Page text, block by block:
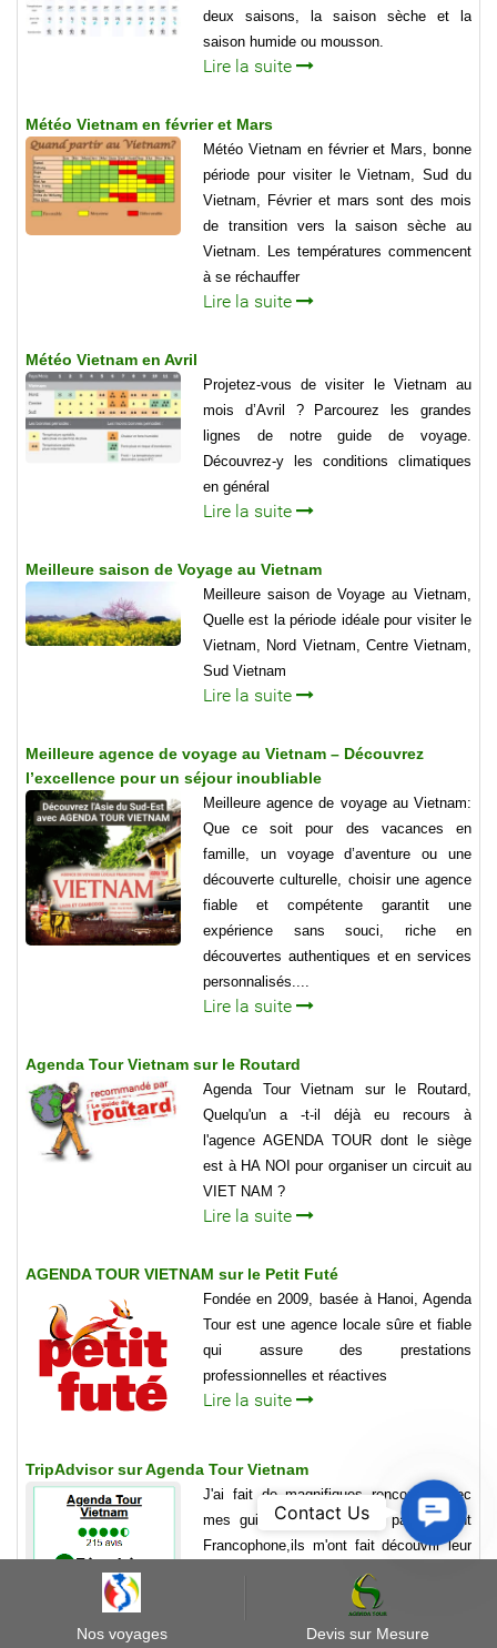
deux saisons, la saison sèche et la
saison humide ou mousson.
Lire la suite
Météo Vietnam en février et Mars
Météo Vietnam en février et Mars, bonne
période pour visiter le Vietnam, Sud du
Vietnam, Février et mars sont des mois
de transition vers la saison sèche au
Vietnam. Les températures commencent
à se réchauffer
Lire la suite
Météo Vietnam en Avril
Projetez-vous de visiter le Vietnam au
mois d’Avril ? Parcourez les grandes
lignes de notre guide de voyage.
Découvrez-y les conditions climatiques
en général
Lire la suite
Meilleure saison de Voyage au Vietnam
Meilleure saison de Voyage au Vietnam,
Quelle est la période idéale pour visiter le
Vietnam, Nord Vietnam, Centre Vietnam,
Sud Vietnam
Lire la suite
Meilleure agence de voyage au Vietnam – Découvrez
l’excellence pour un séjour inoubliable
Meilleure agence de voyage au Vietnam:
Que ce soit pour des vacances en
famille, un voyage d’aventure ou une
découverte culturelle, choisir une agence
fiable et compétente garantit une
expérience sans souci, riche en
découvertes authentiques et en services
personnalisés....
Lire la suite
Agenda Tour Vietnam sur le Routard
Agenda Tour Vietnam sur le Routard,
Quelqu'un a -t-il déjà eu recours à
l'agence AGENDA TOUR dont le siège
est à HA NOI pour organiser un circuit au
VIET NAM ?
Lire la suite
AGENDA TOUR VIETNAM sur le Petit Futé
Fondée en 2009, basée à Hanoi, Agenda
Tour est une agence locale sûre et fiable
qui assure des prestations
professionnelles et réactives
Lire la suite
TripAdvisor sur Agenda Tour Vietnam
J'ai fait de magnifiques rencontre avec
mes guides Vietnamien et parfaitement
Francophone,ils m'ont fait découvrir leur
pays du Nord au Sud ,d'Est en
Ouest.Après 3 ans,chaque jour je
Nos voyages Devis sur Mesure
Contact
Contact Us